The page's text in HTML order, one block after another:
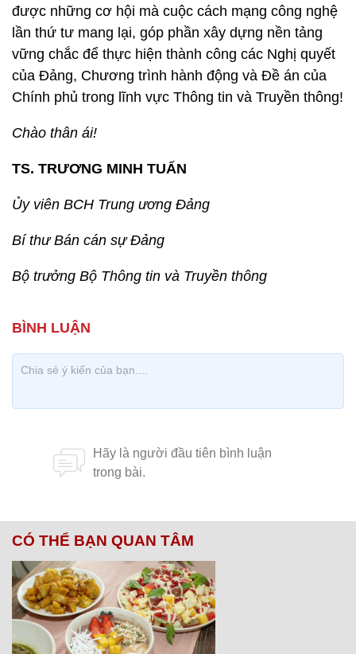
được những cơ hội mà cuộc cách mạng công nghệ
lần thứ tư mang lại, góp phần xây dựng nền tảng
vững chắc để thực hiện thành công các Nghị quyết
của Đảng, Chương trình hành động và Đề án của
Chính phủ trong lĩnh vực Thông tin và Truyền thông!
Chào thân ái!
TS. TRƯƠNG MINH TUẤN
Ủy viên BCH Trung ương Đảng
Bí thư Bán cán sự Đảng
Bộ trưởng Bộ Thông tin và Truyền thông
CÓ THỂ BẠN QUAN TÂM